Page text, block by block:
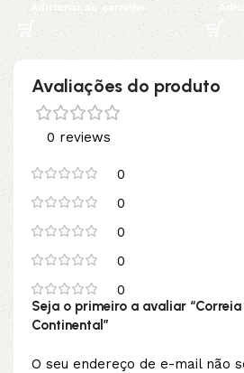
Adicionar ao carrinho
Avaliações do produto
0 reviews
0
0
0
0
0
Seja o primeiro a avaliar
Continental”
O seu endereço de e-mail não